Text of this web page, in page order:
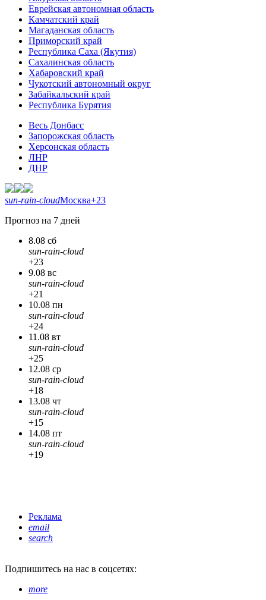
Еврейская автономная область
Камчатский край
Магаданская область
Приморский край
Республика Саха (Якутия)
Сахалинская область
Хабаровский край
Чукотский автономный округ
Забайкальский край
Республика Бурятия
Весь Донбасс
Запорожская область
Херсонская область
ЛНР
ДНР
sun-rain-cloudМосква+23
Прогноз на 7 дней
8.08 сб
sun-rain-cloud
+23
9.08 вс
sun-rain-cloud
+21
10.08 пн
sun-rain-cloud
+24
11.08 вт
sun-rain-cloud
+25
12.08 ср
sun-rain-cloud
+18
13.08 чт
sun-rain-cloud
+15
14.08 пт
sun-rain-cloud
+19
Реклама
email
search
Подпишитесь на нас в соцсетях:
more